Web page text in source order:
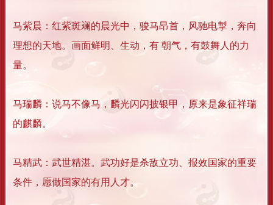
马紫晨：红紫斑斓的晨光中，骏马昂首，风驰电掣，奔向
理想的天地。画面鲜明、生动，有 朝气，有鼓舞人的力
量。
马瑞麟：说马不像马，麟光闪闪披银甲，原来是象征祥瑞
的麒麟。
马精武：武世精湛。武功好是杀敌立功、报效国家的重要
条件，愿做国家的有用人才。